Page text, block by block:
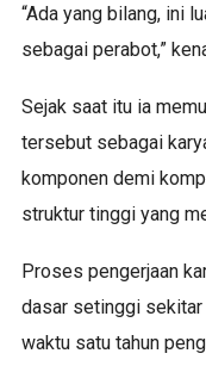
“Ada yang bilang, ini
sebagai perabot,”
Sejak saat itu ia
tersebut sebagai
komponen demi
struktur tinggi yang
Proses pengerjaan
dasar setinggi
waktu satu tahun